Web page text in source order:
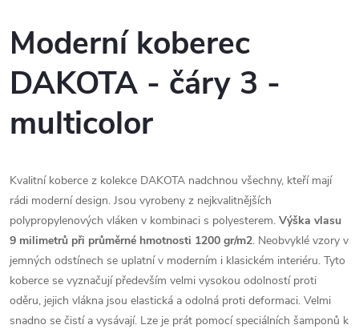
Moderní koberec
DAKOTA - čáry 3 -
multicolor
Kvalitní koberce z kolekce DAKOTA nadchnou všechny, kteří mají
rádi moderní design. Jsou vyrobeny z nejkvalitnějších
polypropylenových vláken v kombinaci s polyesterem. Výška vlasu
9 milimetrů při průměrné hmotnosti 1200 gr/m2. Neobvyklé vzory v
jemných odstínech se uplatní v moderním i klasickém interiéru. Tyto
koberce se vyznačují především velmi vysokou odolností proti
oděru, jejich vlákna jsou elastická a odolná proti deformaci. Velmi
snadno se čistí a vysávají. Lze je prát pomocí speciálních šamponů k